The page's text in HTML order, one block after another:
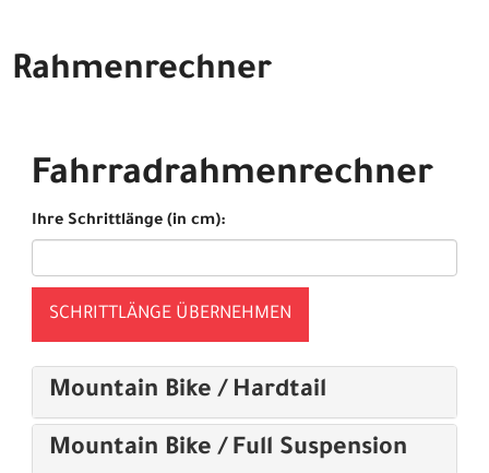
Rahmenrechner
Fahrradrahmenrechner
Ihre Schrittlänge (in cm):
SCHRITTLÄNGE ÜBERNEHMEN
Mountain Bike / Hardtail
Mountain Bike / Full Suspension